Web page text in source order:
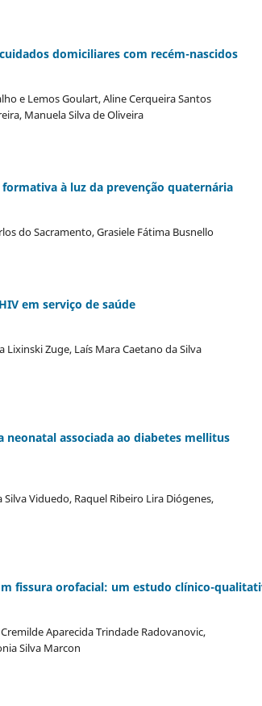
domiciliares com recém-nascidos
e Lemos Goulart, Aline Cerqueira Santos
Manuela Silva de Oliveira
à luz da prevenção quaternária
do Sacramento, Grasiele Fátima Busnello
em serviço de saúde
Zuge, Laís Mara Caetano da Silva
associada ao diabetes mellitus
Viduedo, Raquel Ribeiro Lira Diógenes,
fissura orofacial: um estudo clínico-
Aparecida Trindade Radovanovic,
Silva Marcon